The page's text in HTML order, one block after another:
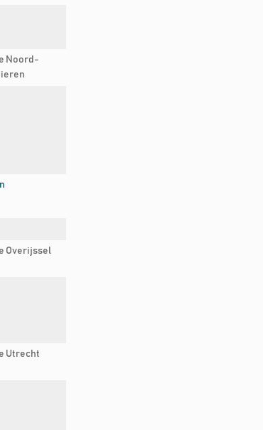
Noord-
Overijssel
Utrecht